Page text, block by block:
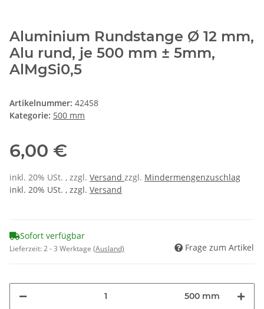
Aluminium Rundstange Ø 12 mm,
Alu rund, je 500 mm ± 5mm,
AlMgSi0,5
Artikelnummer: 42458
Kategorie: 500 mm
6,00 €
inkl. 20% USt. , zzgl. Versand zzgl. Mindermengenzuschlag
inkl. 20% USt. , zzgl. Versand
Sofort verfügbar
Lieferzeit:2 - 3 Werktage (Ausland) Frage zum Artikel
500 mm